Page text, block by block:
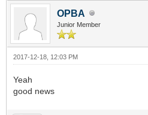
OPBA
Junior Member
2017-12-18, 12:03 PM
Yeah
good news